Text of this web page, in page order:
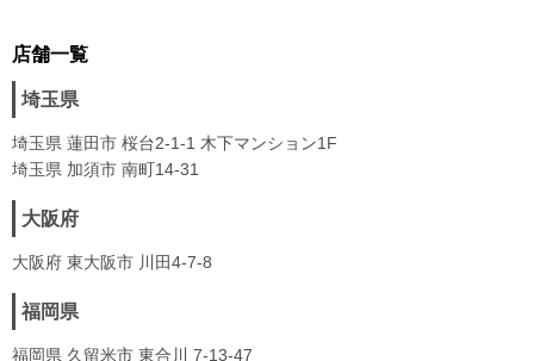
店舗一覧
埼玉県
埼玉県 蓮田市 桜台2-1-1 木下マンション1F
埼玉県 加須市 南町14-31
大阪府
大阪府 東大阪市 川田4-7-8
福岡県
福岡県 久留米市 東合川 7-13-47